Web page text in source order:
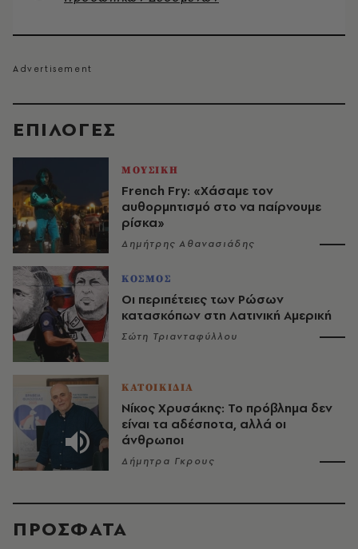
EΠΙΛΟΓΈΣ
ΜΟΥΣΙΚΗ
French Fry: «Χάσαμε τον
αυθορμητισμό στο να παίρνουμε
ρίσκα»
Δημήτρης Αθανασιάδης
ΚΟΣΜΟΣ
Οι περιπέτειες των Ρώσων
κατασκόπων στη Λατινική Αμερική
Σώτη Τριανταφύλλου
ΚΑΤΟΙΚΙΔΙΑ
Νίκος Χρυσάκης: Το πρόβλημα δεν
είναι τα αδέσποτα, αλλά οι
άνθρωποι
Δήμητρα Γκρους
ΠΡΟΣΦΑΤΑ